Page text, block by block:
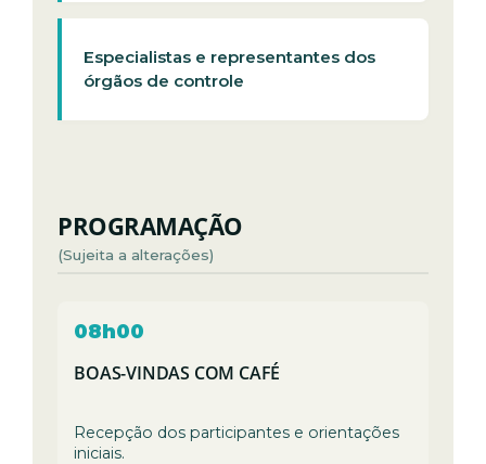
Especialistas e representantes dos
órgãos de controle
PROGRAMAÇÃO
(Sujeita a alterações)
08h00
BOAS-VINDAS COM CAFÉ
Recepção dos participantes e orientações
iniciais.